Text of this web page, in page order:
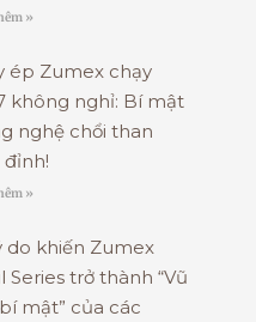
»
ép Zumex chạy
không nghỉ: Bí mật
nghệ chổi than
đỉnh!
»
do khiến Zumex
Series trở thành “Vũ
mật” của các